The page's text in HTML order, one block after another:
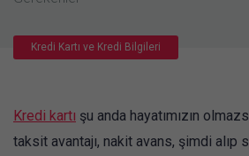
Kredi Kartı ve Kredi Bilgileri
Kredi kartı şu anda hayatımızın
taksit avantajı, nakit avans, şimdi alıp